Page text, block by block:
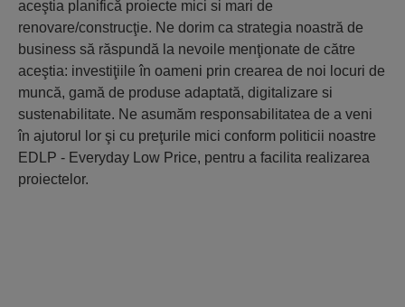
aceştia planifică proiecte mici si mari de
renovare/construcţie. Ne dorim ca strategia noastră de
business să răspundă la nevoile menţionate de către
aceştia: investiţiile în oameni prin crearea de noi locuri de
muncă, gamă de produse adaptată, digitalizare si
sustenabilitate. Ne asumăm responsabilitatea de a veni
în ajutorul lor şi cu preţurile mici conform politicii noastre
EDLP - Everyday Low Price, pentru a facilita realizarea
proiectelor.